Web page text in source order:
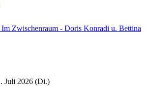
Im Zwischenraum - Doris Konradi u. Bettina
Juli 2026 (Di.)